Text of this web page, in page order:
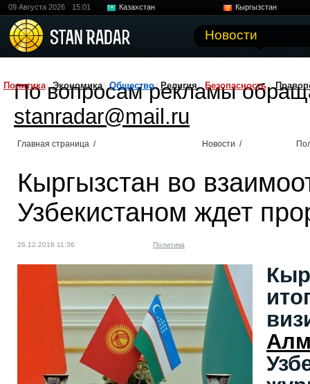
09 Августа 2026 15:01 Казахстан
Кыргызстан
Новости
Политика Экономика Общество Религия Безопасность
По вопросам рекламы
stanradar@mail.ru
Главная страница / Новости /
Кыргызстан во
Узбекистаном ждет
26.12.2016 11:36 Политика